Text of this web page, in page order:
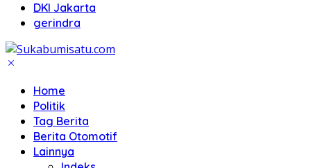
DKI Jakarta
gerindra
Home
Politik
Tag Berita
Berita Otomotif
Lainnya